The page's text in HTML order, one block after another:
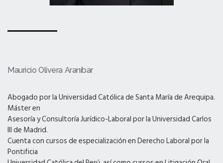
Mauricio Olivera Araníbar
Abogado por la Universidad Católica de Santa María de Arequipa.
Máster en
Asesoría y Consultoría Jurídico-Laboral por la Universidad Carlos
III de Madrid.
Cuenta con cursos de especialización en Derecho Laboral por la
Pontificia